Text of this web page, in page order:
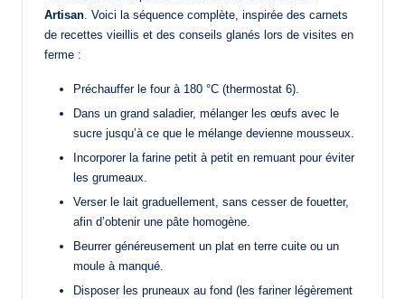
Artisan . Voici la séquence complète, inspirée des carnets
de recettes vieillis et des conseils glanés lors de visites en
ferme :
Préchauffer le four à 180 °C (thermostat 6).
Dans un grand saladier, mélanger les œufs avec le
sucre jusqu’à ce que le mélange devienne mousseux.
Incorporer la farine petit à petit en remuant pour éviter
les grumeaux.
Verser le lait graduellement, sans cesser de fouetter,
afin d’obtenir une pâte homogène.
Beurrer généreusement un plat en terre cuite ou un
moule à manqué.
Disposer les pruneaux au fond (les fariner légèrement